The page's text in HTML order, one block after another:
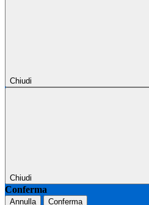
Chiudi
Chiudi
Conferma
Annulla Conferma